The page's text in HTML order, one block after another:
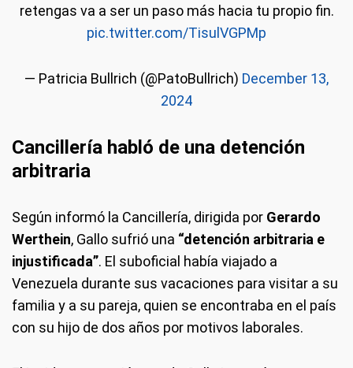
retengas va a ser un paso más hacia tu propio fin.
pic.twitter.com/TisulVGPMp
— Patricia Bullrich (@PatoBullrich) December 13,
2024
Cancillería habló de una detención
arbitraria
Según informó la Cancillería, dirigida por Gerardo
Werthein, Gallo sufrió una “detención arbitraria e
injustificada”. El suboficial había viajado a
Venezuela durante sus vacaciones para visitar a su
familia y a su pareja, quien se encontraba en el país
con su hijo de dos años por motivos laborales.